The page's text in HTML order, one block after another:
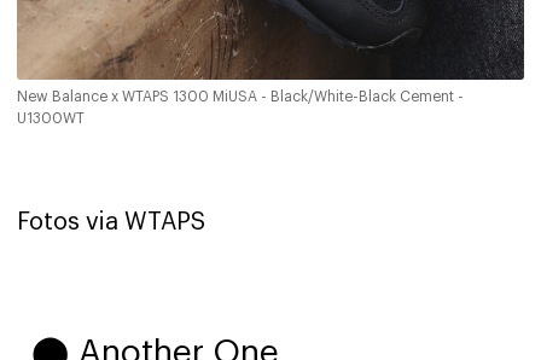
New Balance x WTAPS 1300 MiUSA - Black/White-Black Cement -
U1300WT
Fotos via WTAPS